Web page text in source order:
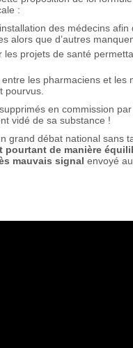
:
des médecins
alors que d’autres
projets de santé
les pharmaciens et les
pourvus.
en commission
vidé de sa substance !
grand débat national sans
de manière
mauvais signal envoyé